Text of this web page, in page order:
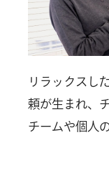
リラックスし
頼が生まれ、
チームや個人